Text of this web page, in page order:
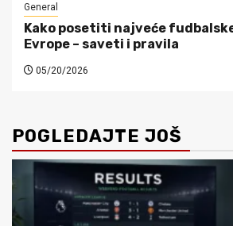
General
Kako posetiti najveće
Evrope – saveti i pravila
05/20/2026
POGLEDAJTE JOŠ